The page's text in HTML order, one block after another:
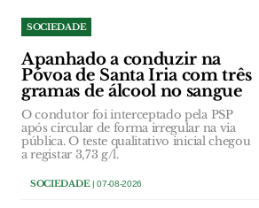
SOCIEDADE
Apanhado a conduzir na
Póvoa de Santa Iria com três
gramas de álcool no sangue
O condutor foi interceptado pela PSP
após circular de forma irregular na via
pública. O teste qualitativo inicial chegou
a registar 3,73 g/l.
SOCIEDADE| 07-08-2026